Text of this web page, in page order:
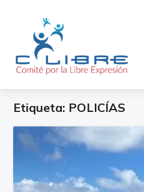
Etiqueta: POLICÍAS